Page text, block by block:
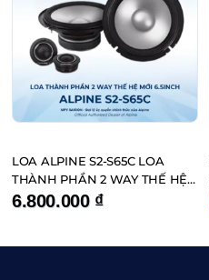
LOA ALPINE S2-S65C LOA
THÀNH PHẦN 2 WAY THẾ HỆ
MỚI 6.5INCH
6.800.000 ₫